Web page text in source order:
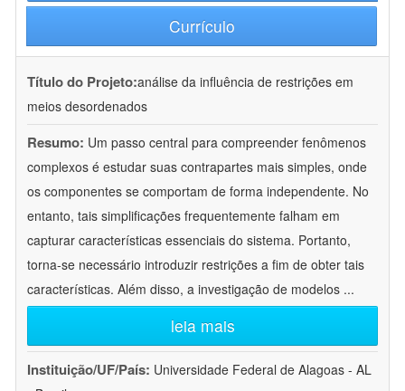
Currículo
Título do Projeto:análise da influência de restrições em
meios desordenados
Resumo: Um passo central para compreender fenômenos
complexos é estudar suas contrapartes mais simples, onde
os componentes se comportam de forma independente. No
entanto, tais simplificações frequentemente falham em
capturar características essenciais do sistema. Portanto,
torna-se necessário introduzir restrições a fim de obter tais
características. Além disso, a investigação de modelos ...
leia mais
Instituição/UF/País: Universidade Federal de Alagoas - AL